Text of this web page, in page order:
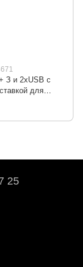
З и 2хUSB с
для
25